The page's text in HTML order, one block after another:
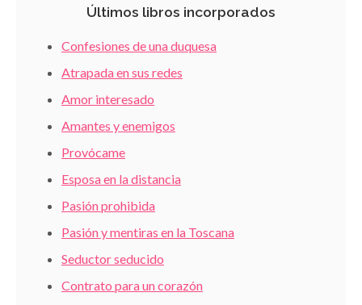
Últimos libros incorporados
Confesiones de una duquesa
Atrapada en sus redes
Amor interesado
Amantes y enemigos
Provócame
Esposa en la distancia
Pasión prohibida
Pasión y mentiras en la Toscana
Seductor seducido
Contrato para un corazón